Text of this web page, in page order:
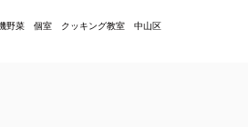
野菜 個室 クッキング教室 中山区